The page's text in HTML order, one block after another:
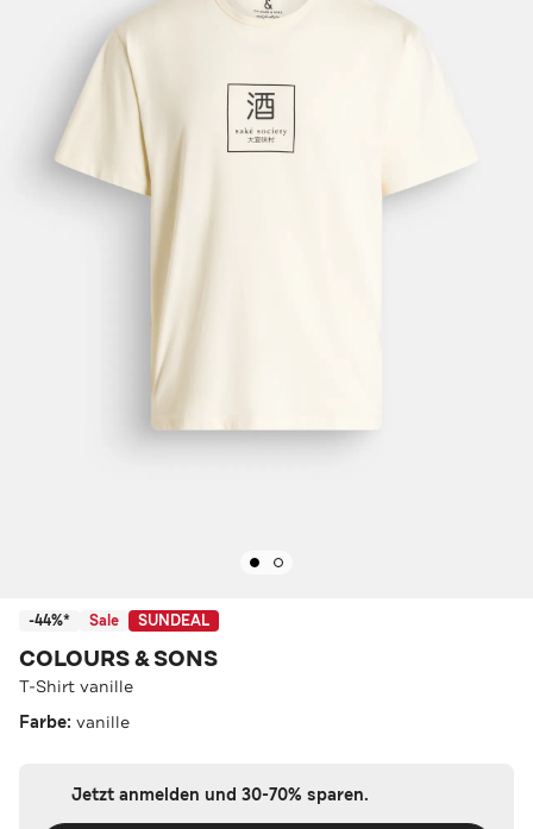
-44%* Sale SUNDEAL
COLOURS & SONS
T-Shirt vanille
Farbe: vanille
Jetzt anmelden und 30-70% sparen.